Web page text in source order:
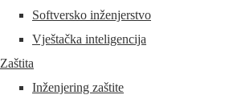
Softversko inženjerstvo
Vještačka inteligencija
Zaštita
Inženjering zaštite